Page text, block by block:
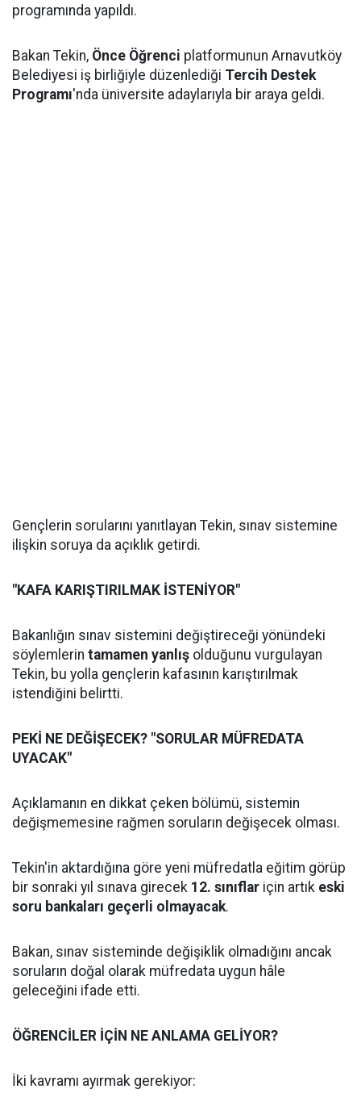
programında yapıldı.
Bakan Tekin, Önce Öğrenci platformunun Arnavutköy
Belediyesi iş birliğiyle düzenlediği Tercih Destek
Programı'nda üniversite adaylarıyla bir araya geldi.
Gençlerin sorularını yanıtlayan Tekin, sınav sistemine
ilişkin soruya da açıklık getirdi.
"KAFA KARIŞTIRILMAK İSTENİYOR"
Bakanlığın sınav sistemini değiştireceği yönündeki
söylemlerin tamamen yanlış olduğunu vurgulayan
Tekin, bu yolla gençlerin kafasının karıştırılmak
istendiğini belirtti.
PEKİ NE DEĞİŞECEK? "SORULAR MÜFREDATA
UYACAK"
Açıklamanın en dikkat çeken bölümü, sistemin
değişmemesine rağmen soruların değişecek olması.
Tekin'in aktardığına göre yeni müfredatla eğitim görüp
bir sonraki yıl sınava girecek 12. sınıflar için artık eski
soru bankaları geçerli olmayacak.
Bakan, sınav sisteminde değişiklik olmadığını ancak
soruların doğal olarak müfredata uygun hâle
geleceğini ifade etti.
ÖĞRENCİLER İÇİN NE ANLAMA GELİYOR?
İki kavramı ayırmak gerekiyor: